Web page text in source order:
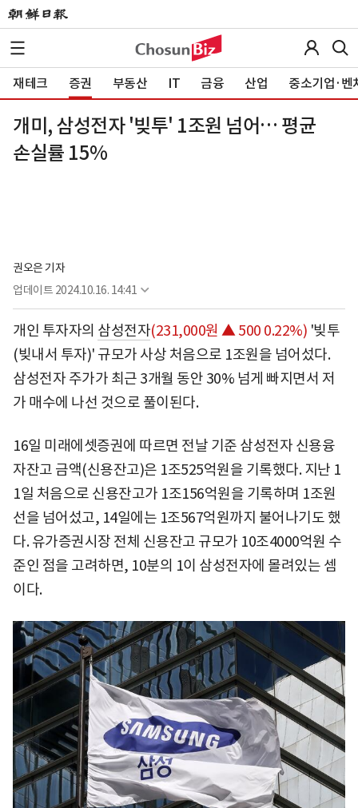
재테크 증권 부동산 IT 금융 산업 중소기업·벤
개미, 삼성전자 '빚투' 1조원 넘어… 평균
손실률 15%
권오은 기자
업데이트 2024.10.16. 14:41
개인 투자자의 삼성전자(231,000원 ▲ 500 0.22%) '빚투
(빚내서 투자)' 규모가 사상 처음으로 1조원을 넘어섰다.
삼성전자 주가가 최근 3개월 동안 30% 넘게 빠지면서 저
가 매수에 나선 것으로 풀이된다.
16일 미래에셋증권에 따르면 전날 기준 삼성전자 신용융
자잔고 금액(신용잔고)은 1조525억원을 기록했다. 지난 1
1일 처음으로 신용잔고가 1조156억원을 기록하며 1조원
선을 넘어섰고, 14일에는 1조567억원까지 불어나기도 했
다. 유가증권시장 전체 신용잔고 규모가 10조4000억원 수
준인 점을 고려하면, 10분의 1이 삼성전자에 몰려있는 셈
이다.